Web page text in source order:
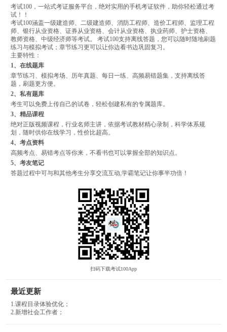
考试100，一站式考证服务平台，绝对实用的手机考证软件，助你轻松通过考
试！！
考试100涵盖一级建造师、二级建造师、消防工程师、造价工程师、监理工程
师、银行从业资格、证券从业资格、会计从业资格、执业药师、护士资格、
教师资格、中级经济师等考试。 考试100支持离线答题，您可以随时随地刷题
练习与模拟考试；章节练习更可以让你边看书边巩固复习。
主要特性：
1、在线题库
章节练习、模拟考场、历年真题、每日一练、高频易错题集，支持离线答
题，刷题更方便。
2、私有题库
考生可以免费上传自己的试卷，轻松创建私有的专属题库。
3、精品课程
绝对正版视频课程，行业名师主讲，依据考试教材精心录制，科学体系规
划，随时供你在线学习，性价比超高。
4、考点资料
高频考点、易错考点等你来，不看书也可以掌握全部的知识点。
5、考友笔记
答题过程中可与和其他考生分享交流互动,学霸笔记让你事半功倍！
扫码下载考试100App
最近更新
1.课程目录体验优化；
2.新增社会工作者；